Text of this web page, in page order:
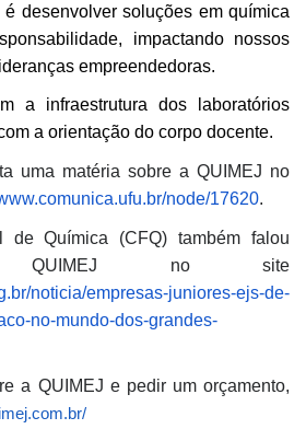
desenvolver soluções em química
impactando nossos
empreendedoras.
a infraestrutura dos laboratórios
a orientação do corpo docente.
uma matéria sobre a QUIMEJ no
node/17620.
de Química (CFQ) também falou
no site
noticia/empresas-juniores-ejs-de-
no-mundo-dos-grandes-
a QUIMEJ e pedir um orçamento,